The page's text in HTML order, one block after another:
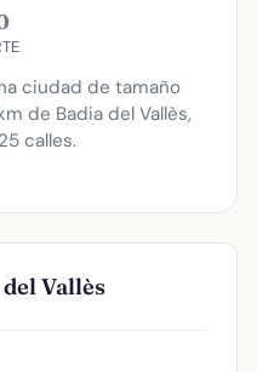
ciudad de tamaño
de Badia del Vallès,
calles.
Vallès